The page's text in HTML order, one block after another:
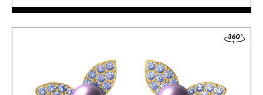
Douce et printanière, cette version XL des boucles d’oreilles
pétales sertis de saphirs bleus.
COMMANDER